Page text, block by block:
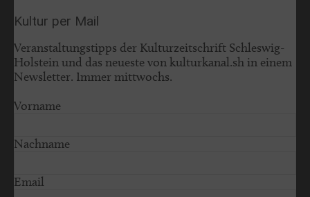
Kultur per Mail
Veranstaltungstipps der Kulturzeitschrift Schleswig-
Holstein und das neueste von kulturkanal.sh in einem
Newsletter. Immer mittwochs.
Vorname
Nachname
Email